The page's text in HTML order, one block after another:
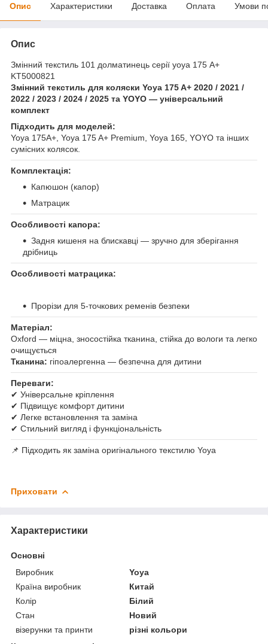
Опис Характеристики Доставка Оплата Умови
Опис
Змінний текстиль 101 долматинець серії yoya 175 А+
KT5000821
Змінний текстиль для коляски Yoya 175 A+ 2020 / 2021 /
2022 / 2023 / 2024 / 2025 та YOYO — універсальний
комплект
Підходить для моделей:
Yoya 175A+, Yoya 175 A+ Premium, Yoya 165, YOYO та інших
сумісних колясок.
Комплектація:
Капюшон (капор)
Матрацик
Особливості капора:
Задня кишеня на блискавці — зручно для зберігання
дрібниць
Особливості матрацика:
Прорізи для 5-точкових ременів безпеки
Матеріал:
Oxford — міцна, зносостійка тканина, стійка до вологи та легко
очищується
Тканина: гіпоалергенна — безпечна для дитини
Переваги:
✔ Універсальне кріплення
✔ Підвищує комфорт дитини
✔ Легке встановлення та заміна
✔ Стильний вигляд і функціональність
📌 Підходить як заміна оригінального текстилю Yoya
Приховати
Характеристики
Основні
Виробник
Yoya
Країна виробник
Китай
Колір
Білий
Стан
Новий
візерунки та принти
різні кольори